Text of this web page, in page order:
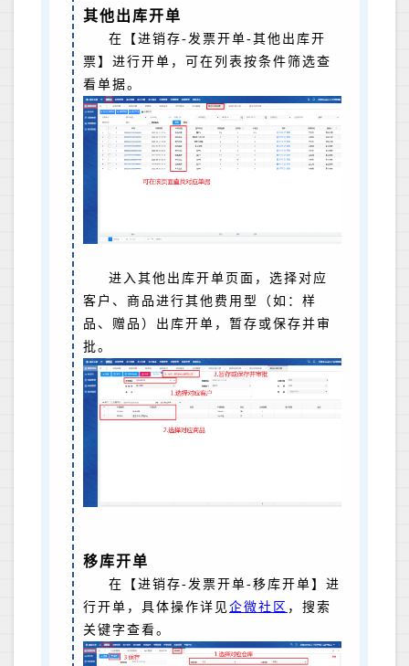
其他出库开单
在【进销存-发票开单-其他出库开
票】进行开单，可在列表按条件筛选查
看单据。
进入其他出库开单页面，选择对应
客户、商品进行其他费用型（如：样
品、赠品）出库开单，暂存或保存并审
批。
移库开单
在【进销存-发票开单-移库开单】进
行开单，具体操作详见 企微社区 ，搜索
关键字查看。